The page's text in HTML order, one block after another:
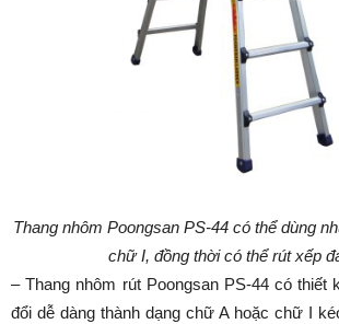
Thang nhôm Poongsan PS-44 có thể dùng
chữ I, đồng thời có thể rút xếp
– Thang nhôm rút Poongsan PS-44 có thiết
đổi dễ dàng thành dạng chữ A hoặc chữ I